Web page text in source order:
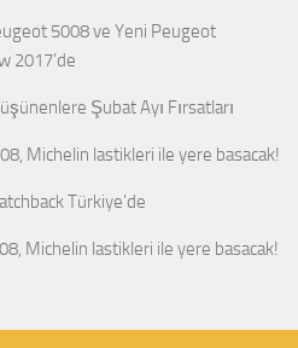
5008 ve Yeni Peugeot
2017’de
Şubat Ayı Fırsatları
Michelin lastikleri ile yere basacak!
Türkiye’de
Michelin lastikleri ile yere basacak!